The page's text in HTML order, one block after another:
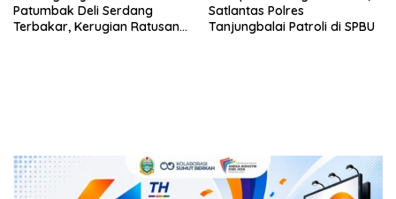
Patumbak Deli Serdang
Terbakar, Kerugian Ratusan
Satlantas Polres
Tanjungbalai Patroli di SPBU